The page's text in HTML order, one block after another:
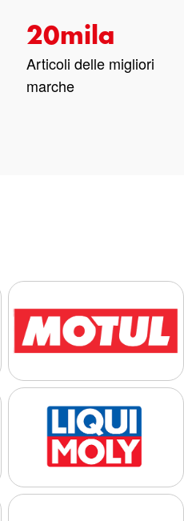
20mila
Articoli delle migliori
marche